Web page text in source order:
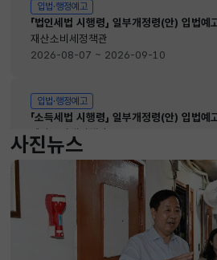
입법·행정예고
「법인세법 시행령」 일부개정령(안) 입법예
재산소비세정책관
2026-08-07 ~ 2026-09-10
입법·행정예고
「소득세법 시행령」 일부개정령(안) 입법예
재산소비세정책관
2026-08-07 ~ 2026-09-10
사진뉴스